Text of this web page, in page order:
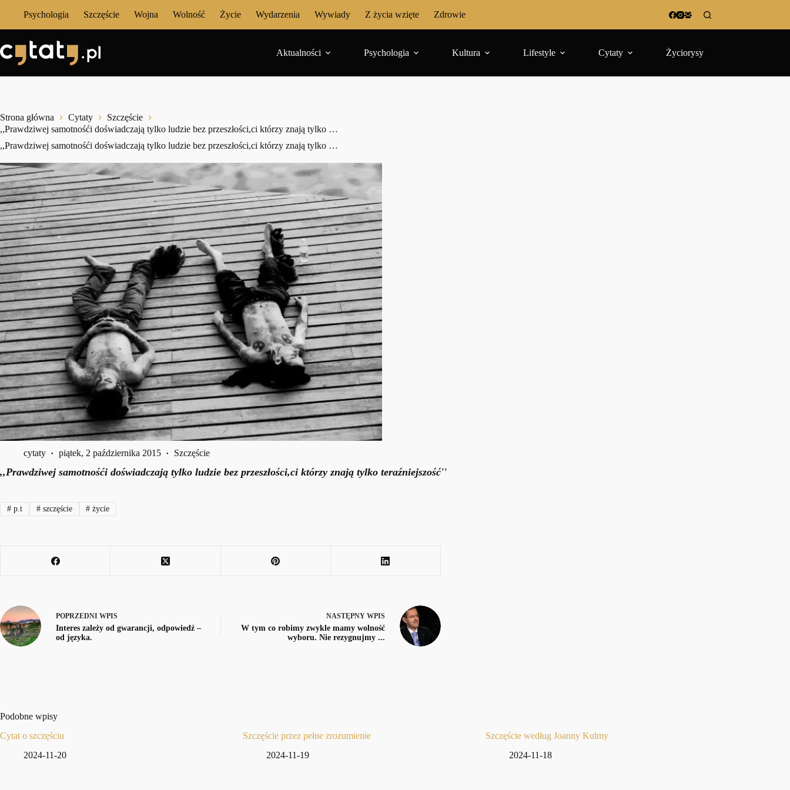
Psychologia Szczęście Wojna Wolność Życie Wydarzenia Wywiady Z życia wzięte Zdrowie
Aktualności Psychologia Kultura Lifestyle Cytaty Życiorysy
Strona główna Cytaty
Szczęście
,,Prawdziwej samotnośći doświadczają tylko ludzie bez przeszłości,ci którzy znają tylko …
,,Prawdziwej samotnośći doświadczają tylko ludzie bez przeszłości,ci którzy znają tylko …
cytaty piątek, 2 października 2015 Szczęście
,,Prawdziwej samotnośći doświadczają tylko ludzie bez przeszłości,ci którzy znają tylko teraźniejszość''
#p.t #szczęście # życie
POPRZEDNI WPIS
Interes zależy od gwarancji, odpowiedź –
od języka.
NASTĘPNY WPIS
W tym co robimy zwykle mamy wolność
wyboru. Nie rezygnujmy ...
Podobne wpisy
Cytat o szczęściu
2024-11-20
Szczęście przez pełne zrozumienie
2024-11-19
Szczęście według Joanny Kulmy
2024-11-18